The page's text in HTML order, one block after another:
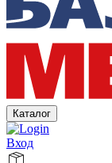
Каталог
Вход